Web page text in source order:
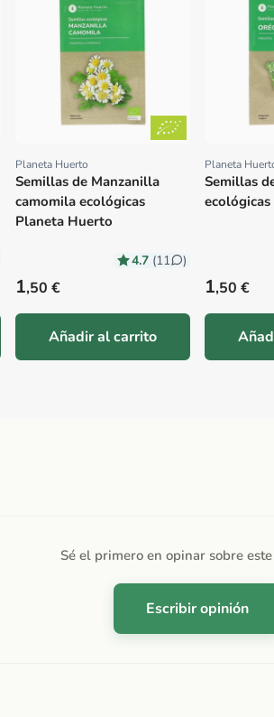
Proveedor:
Planeta Huerto
Semillas de Manzanilla
camomila ecológicas
Planeta Huerto
4.7 (11 )
Precio habitual
1,50 €
Añadir al carrito
Proveedor:
Planeta
Semillas
Precio
1,50 €
Sé el primero en opinar sobre
Escribir opinión